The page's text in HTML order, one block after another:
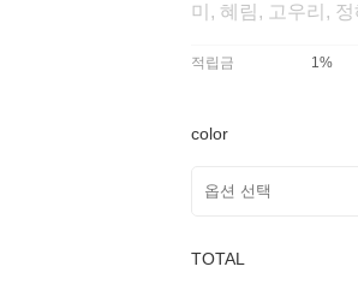
미, 혜림, 고우리,
적립금 1%
color
TOTAL